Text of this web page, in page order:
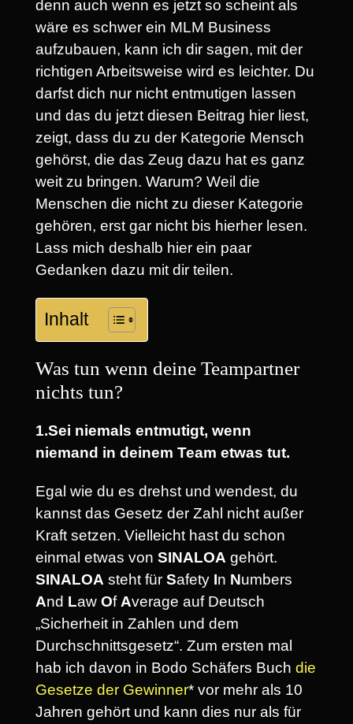
denn auch wenn es jetzt so scheint als
wäre es schwer ein MLM Business
aufzubauen, kann ich dir sagen, mit der
richtigen Arbeitsweise wird es leichter. Du
darfst dich nur nicht entmutigen lassen
und das du jetzt diesen Beitrag hier liest,
zeigt, dass du zu der Kategorie Mensch
gehörst, die das Zeug dazu hat es ganz
weit zu bringen. Warum? Weil die
Menschen die nicht zu dieser Kategorie
gehören, erst gar nicht bis hierher lesen.
Lass mich deshalb hier ein paar
Gedanken dazu mit dir teilen.
Inhalt
Was tun wenn deine Teampartner
nichts tun?
1.Sei niemals entmutigt, wenn
niemand in deinem Team etwas tut.
Egal wie du es drehst und wendest, du
kannst das Gesetz der Zahl nicht außer
Kraft setzen. Vielleicht hast du schon
einmal etwas von SINALOA gehört.
SINALOA steht für Safety In Numbers
And Law Of Average auf Deutsch
„Sicherheit in Zahlen und dem
Durchschnittsgesetz“. Zum ersten mal
hab ich davon in Bodo Schäfers Buch die
Gesetze der Gewinner* vor mehr als 10
Jahren gehört und kann dies nur als für